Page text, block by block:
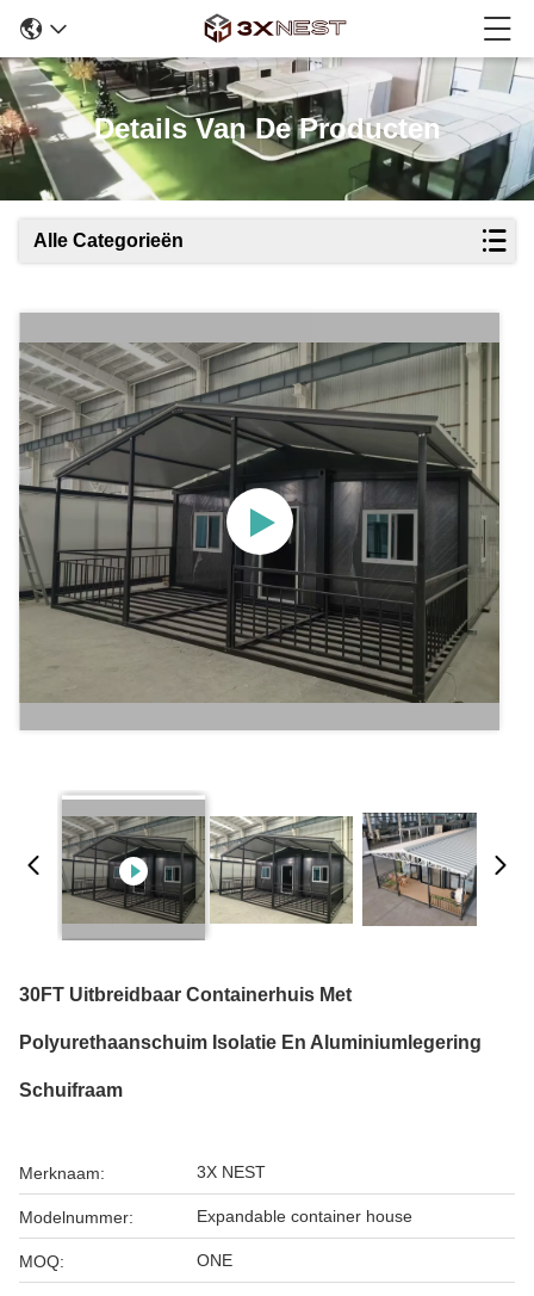
Details Van De Producten
Alle Categorieën
30FT Uitbreidbaar Containerhuis Met
Polyurethaanschuim Isolatie En Aluminiumlegering
Schuifraam
Merknaam: 3X NEST
Modelnummer: Expandable container house
MOQ: ONE